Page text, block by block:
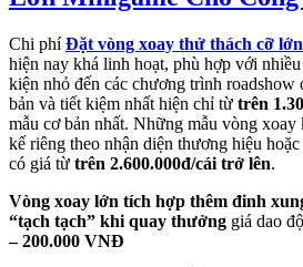
Chi phíĐặt vòng xoay thử thách cỡ
hiện nay khá linh hoạt, phù hợp với
kiện nhỏ đến các chương trình
bản và tiết kiệm nhất hiện chỉ từ trên
mẫu cơ bản nhất. Những mẫu vòng
kế riêng theo nhận diện thương hiệu
có giá từ trên 2.600.000đ/cái trở lên.
Vòng xoay lớn tích hợp thêm đinh
“tạch tạch” khi quay thưởng giá dao
– 200.000 VNĐ